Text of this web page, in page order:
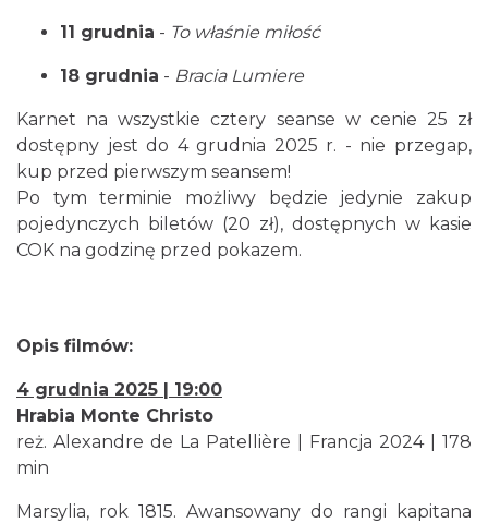
11 grudnia - To właśnie miłość
18 grudnia - Bracia Lumiere
Karnet na wszystkie cztery seanse w cenie 25 zł
dostępny jest do 4 grudnia 2025 r. - nie przegap,
kup przed pierwszym seansem!
Po tym terminie możliwy będzie jedynie zakup
pojedynczych biletów (20 zł), dostępnych w kasie
COK na godzinę przed pokazem.
Opis filmów:
4 grudnia 2025 | 19:00
Hrabia Monte Christo
reż. Alexandre de La Patellière | Francja 2024 | 178
min
Marsylia, rok 1815. Awansowany do rangi kapitana